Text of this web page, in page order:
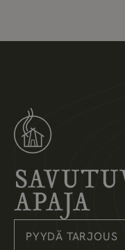
PYYDÄ TARJOUS